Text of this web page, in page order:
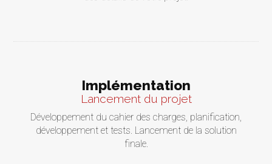
Implémentation
Lancement du projet
Développement du cahier des charges, planification,
développement et tests. Lancement de la solution
finale.